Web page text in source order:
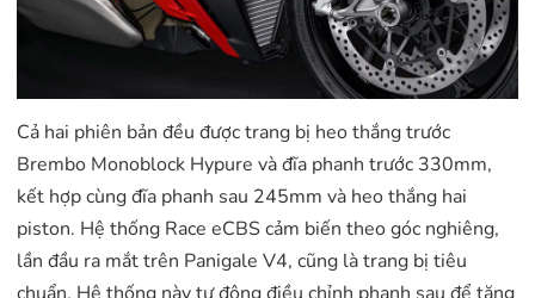
Cả hai phiên bản đều được trang bị heo thắng trước
Brembo Monoblock Hypure và đĩa phanh trước 330mm,
kết hợp cùng đĩa phanh sau 245mm và heo thắng hai
piston. Hệ thống Race eCBS cảm biến theo góc nghiêng,
lần đầu ra mắt trên Panigale V4, cũng là trang bị tiêu